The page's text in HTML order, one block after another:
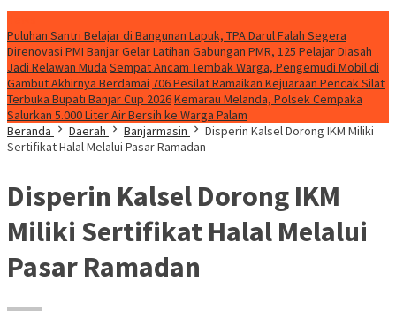
Puluhan Santri Belajar di Bangunan Lapuk, TPA Darul Falah Segera
Direnovasi PMI Banjar Gelar Latihan Gabungan PMR, 125 Pelajar Diasah
Jadi Relawan Muda Sempat Ancam Tembak Warga, Pengemudi Mobil di
Gambut Akhirnya Berdamai 706 Pesilat Ramaikan Kejuaraan Pencak Silat
Terbuka Bupati Banjar Cup 2026Kemarau Melanda, Polsek Cempaka
Salurkan 5.000 Liter Air Bersih ke Warga Palam
Beranda
Daerah Banjarmasin
Disperin Kalsel Dorong IKM Miliki
Sertifikat Halal Melalui Pasar Ramadan
Disperin Kalsel Dorong IKM
Miliki Sertifikat Halal Melalui
Pasar Ramadan